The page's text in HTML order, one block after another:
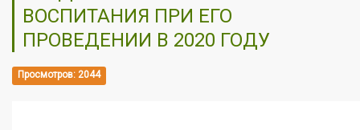
ВОСПИТАНИЯ ПРИ ЕГО
ПРОВЕДЕНИИ В 2020 ГОДУ
Просмотров: 2044